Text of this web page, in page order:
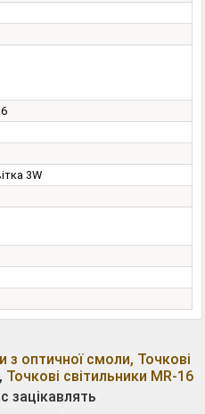
3W
з оптичної смоли, Точкові
, Точкові світильники MR-16
зацікавлять